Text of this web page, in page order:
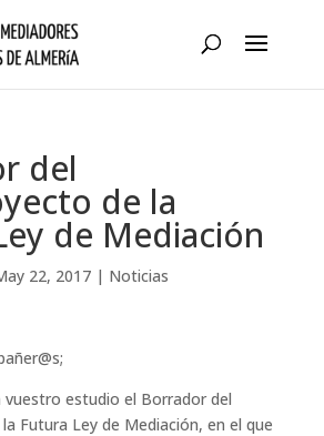
del
de la
de Mediación
22, 2017| Noticias
vuestro estudio el Borrador del
Futura Ley de Mediación, en el que